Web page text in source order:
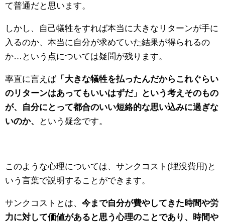
て普通だと思います。
しかし、自己犠牲をすれば本当に大きなリターンが手に
入るのか、本当に自分が求めていた結果が得られるの
か…という点については疑問が残ります。
率直に言えば「大きな犠牲を払ったんだからこれぐらい
のリターンはあってもいいはずだ」という考えそのもの
が、自分にとって都合のいい短絡的な思い込みに過ぎな
いのか、
という疑念です。
このような心理については、サンクコスト(埋没費用)と
いう言葉で説明することができます。
サンクコストとは、 今まで自分が費やしてきた時間や労
力に対して価値があると思う心理のことであり、時間や